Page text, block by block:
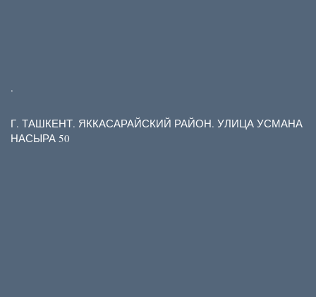
.
Г. ТАШКЕНТ. ЯККАСАРАЙСКИЙ РАЙОН. УЛИЦА УСМАНА
НАСЫРА 50